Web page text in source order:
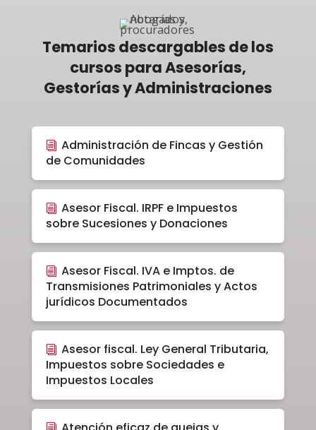
Temarios descargables de los
cursos para Asesorías,
Gestorías y Administraciones
Administración de Fincas y Gestión
de Comunidades
Asesor Fiscal. IRPF e Impuestos
sobre Sucesiones y Donaciones
Asesor Fiscal. IVA e Imptos. de
Transmisiones Patrimoniales y Actos
jurídicos Documentados
Asesor fiscal. Ley General Tributaria,
Impuestos sobre Sociedades e
Impuestos Locales